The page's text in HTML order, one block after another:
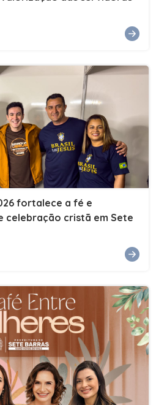
Paulo Thomas, prestigiou os
com a inclusão,
adultos a oportunidade de
construir um futuro melhor.
simboliza esforço,
de que investir em educação
de Sete Barras."A
também agradeceu ao SESI,
retomada e ampliação da
aos professores, à
de Educação e a todos
para que esse
a transformar a vida de
fortalece a fé e
celebração cristã em Sete